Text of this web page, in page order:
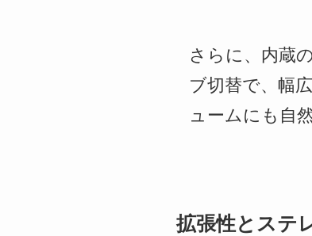
さらに、内蔵
ブ切替で、幅
ュームにも自
拡張性とステ